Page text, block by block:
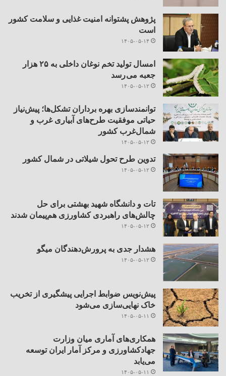
پژوهش پشتوانه امنیت غذایی و سلامت کشور
است
۱۴۰۵-۰۵-۱۴
امسال تولید تخم نوغان داخلی به ۲۵ هزار
جعبه می رسد
۱۴۰۵-۰۵-۱۲
توانمندسازی بهره برداران تشکل‌ها؛ پیش‌نیاز
حیاتی موفقیت طرح‌های آبیاری غرب و
شمال‌غرب کشور
۱۴۰۵-۰۵-۱۲
تدوین طرح تحول شیلاتی در شمال کشور
۱۴۰۵-۰۵-۱۲
تات و دانشگاه شهید بهشتی برای حل
چالش‌های راهبردی کشاورزی هم‌پیمان شدند
۱۴۰۵-۰۵-۱۲
هشدار جدی به پرورش‌دهندگان میگو
۱۴۰۵-۰۵-۱۲
پیش‌نویس ضوابط اجرایی پیشگیری از تخریب
خاک نهایی‌سازی می‌شود
۱۴۰۵-۰۵-۱۱
همکاری‌های آماری میان وزارت
جهادکشاورزی و مرکز آمار ایران توسعه
می‌یابد
۱۴۰۵-۰۵-۱۱